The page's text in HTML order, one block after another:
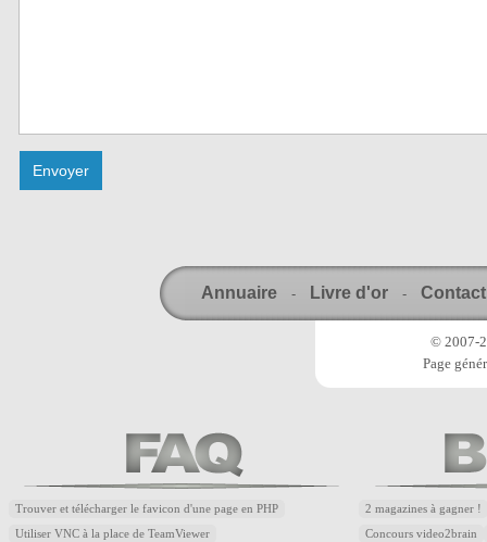
Annuaire - Livre d'or - Contact
© 2007-
Page
Trouver et télécharger le favicon d'une page en PHP
Utiliser VNC à la place de TeamViewer
2 magazines à gagner !
Concours video2brain